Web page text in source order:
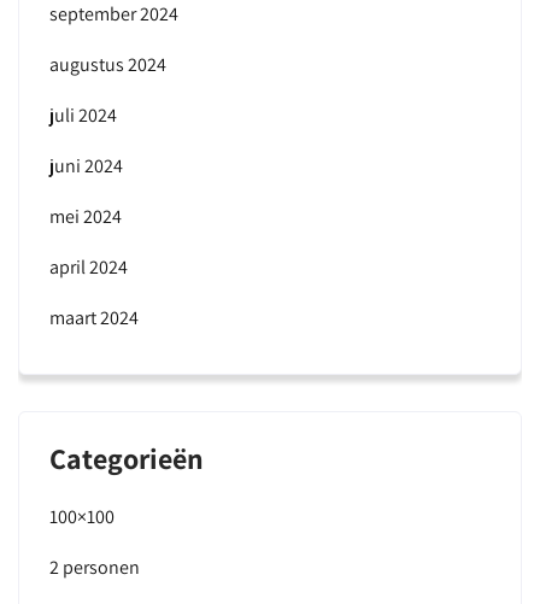
september 2024
augustus 2024
juli 2024
juni 2024
mei 2024
april 2024
maart 2024
Categorieën
100×100
2 personen